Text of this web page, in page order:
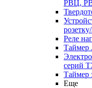
РВЦ,
Реле
Таймер
серий
Таймер
Еще